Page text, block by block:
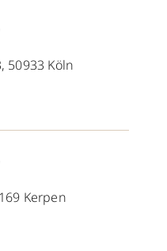
50933 Köln
Kerpen